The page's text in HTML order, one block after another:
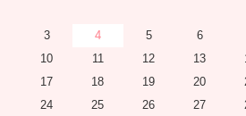
3
4 5 6
10
11 12 13
17
18 19 20
24
25 26 27